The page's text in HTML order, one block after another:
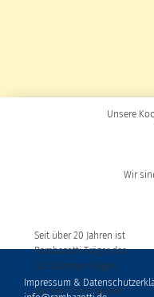
Unsere
Wir
Seit über 20 Jahren ist
Rambazotti Träger des
DZI Spenden-Siegels
Wir sind frei finanziert
Impressum &